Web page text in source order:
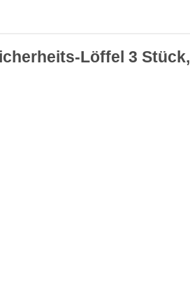
Löffel 3 Stück,